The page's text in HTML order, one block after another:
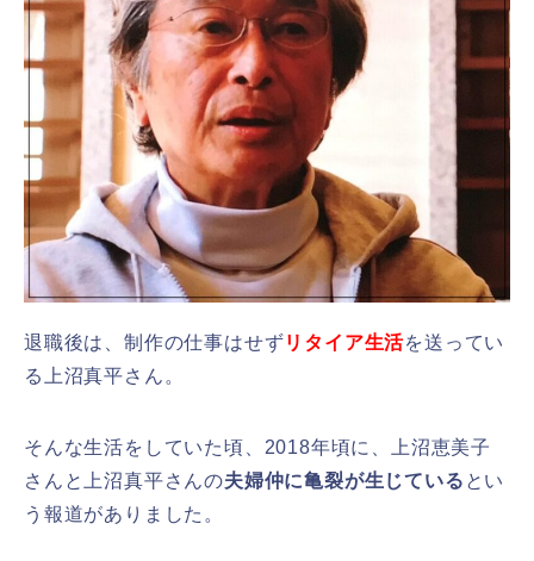
退職後は、制作の仕事はせずリタイア生活を送ってい
る上沼真平さん。
そんな生活をしていた頃、2018年頃に、上沼恵美子
さんと上沼真平さんの夫婦仲に亀裂が生じている とい
う報道がありました。